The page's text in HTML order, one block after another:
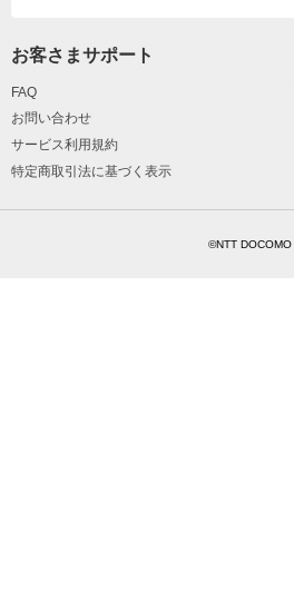
お客さまサポート
FAQ
お問い合わせ
サービス利用規約
特定商取引法に基づく表示
©NTT DOCOMO